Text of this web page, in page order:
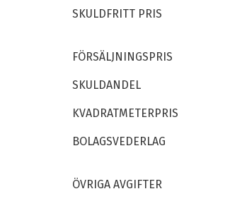
SKULDFRITT PRIS
FÖRSÄLJNINGSPRIS
SKULDANDEL
KVADRATMETERPRIS
BOLAGSVEDERLAG
ÖVRIGA AVGIFTER